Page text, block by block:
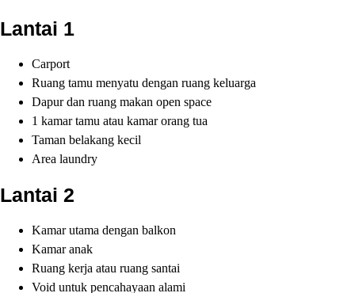
Lantai 1
Carport
Ruang tamu menyatu dengan ruang keluarga
Dapur dan ruang makan open space
1 kamar tamu atau kamar orang tua
Taman belakang kecil
Area laundry
Lantai 2
Kamar utama dengan balkon
Kamar anak
Ruang kerja atau ruang santai
Void untuk pencahayaan alami